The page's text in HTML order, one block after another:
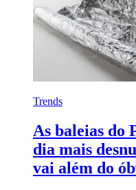
Trends
As baleias do
dia mais
vai além do